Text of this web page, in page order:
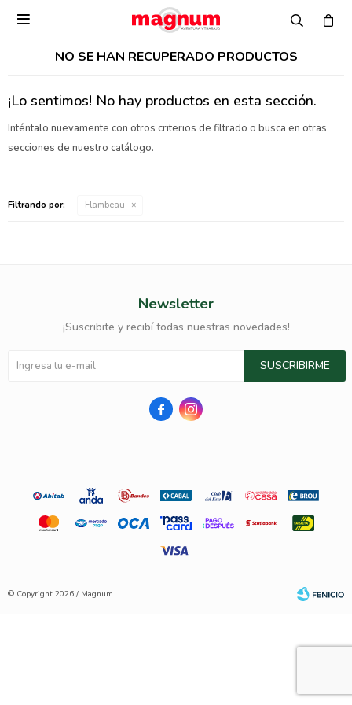

NO SE HAN RECUPERADO PRODUCTOS
¡Lo sentimos! No hay productos en esta sección.
Inténtalo nuevamente con otros criterios de filtrado o busca en otras
secciones de nuestro catálogo.
Filtrando por: Flambeau
Newsletter
¡Suscribite y recibí todas nuestras novedades!
SUSCRIBIRME
 
© Copyright 2026 / Magnum